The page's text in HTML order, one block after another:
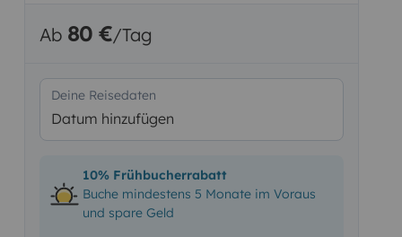
Ab 80 €/Tag
Deine Reisedaten
Datum hinzufügen
10% Frühbucherrabatt
Buche mindestens 5 Monate im Voraus
und spare Geld